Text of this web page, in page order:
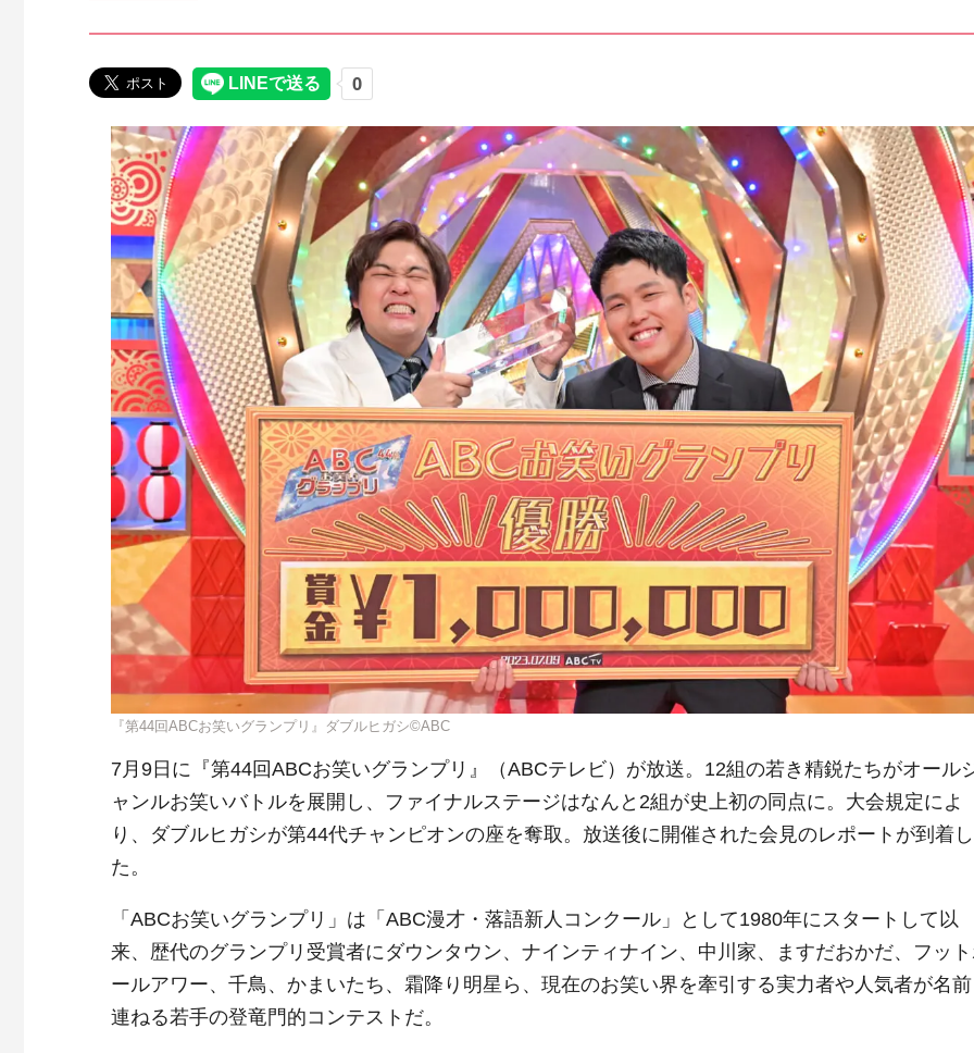
『第44回ABCお笑いグランプリ』ダブルヒガシ©ABC
7月9日に『第44回ABCお笑いグランプリ』（ABCテレビ）が放送。12組の若き精鋭たちがオール
ャンルお笑いバトルを展開し、ファイナルステージはなんと2組が史上初の同点に。大会規定によ
り、ダブルヒガシが第44代チャンピオンの座を奪取。放送後に開催された会見のレポートが到着し
た。
「ABCお笑いグランプリ」は「ABC漫才・落語新人コンクール」として1980年にスタートして以
来、歴代のグランプリ受賞者にダウンタウン、ナインティナイン、中川家、ますだおかだ、フッ
ールアワー、千鳥、かまいたち、霜降り明星ら、現在のお笑い界を牽引する実力者や人気者が名
連ねる若手の登竜門的コンテストだ。